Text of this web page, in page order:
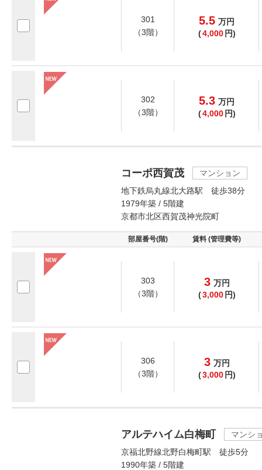
301
（3階）
5.5 万円
(4,000 円)
302
（3階）
5.3 万円
(4,000 円)
コーポ西賀茂
マンション
地下鉄烏丸線北大路駅 徒歩38分
1979年築 / 5階建
京都市北区西賀茂神光院町
部屋番号(階) 賃料 (管理費等)
303
（3階）
3 万円
(3,000 円)
306
（3階）
3 万円
(3,000 円)
アルテハイム白梅町
マンシ
京福北野線北野白梅町駅 徒歩5分
1990年築 / 5階建